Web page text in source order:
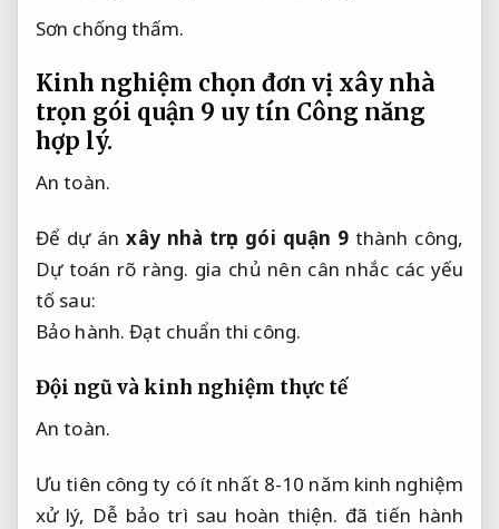
Sơn chống thấm.
Kinh nghiệm chọn đơn vị xây nhà
trọn gói quận 9 uy tín Công năng
hợp lý.
An toàn.
Để dự ánxây nhà trọn gói quận 9 thành công,
Dự toán rõ ràng. gia chủ nên cân nhắc các yếu
tố sau:
Bảo hành. Đạt chuẩn thi công.
Đội ngũ và kinh nghiệm thực tế
An toàn.
Ưu tiên công ty có ít nhất 8-10 năm kinh nghiệm
xử lý, Dễ bảo trì sau hoàn thiện. đã tiến hành